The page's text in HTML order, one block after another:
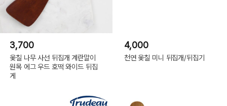
3,700
옻칠 나무 사선 뒤집개 계란말이
원목 에그 우드 호떡 와이드 뒤집
게
4,000
천연 옻칠 미니 뒤집개/뒤집기